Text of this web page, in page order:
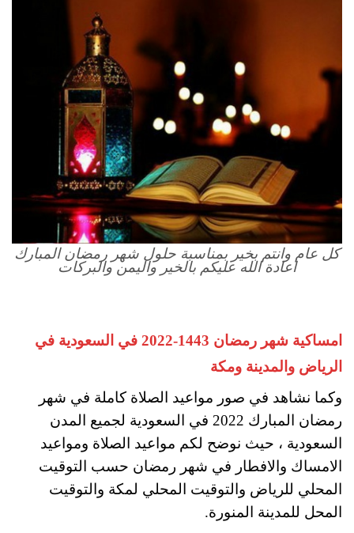
كل عام وانتم بخير بمناسبة حلول شهر رمضان المبارك
اعادة الله عليكم بالخير واليمن والبركات
امساكية شهر رمضان 1443-2022 في السعودية في
الرياض والمدينة ومكة
وكما نشاهد في صور مواعيد الصلاة كاملة في شهر
رمضان المبارك 2022 في السعودية لجميع المدن
السعودية ، حيث نوضح لكم مواعيد الصلاة ومواعيد
الامساك والافطار في شهر رمضان حسب التوقيت
المحلي للرياض والتوقيت المحلي لمكة والتوقيت
المحل للمدينة المنورة.